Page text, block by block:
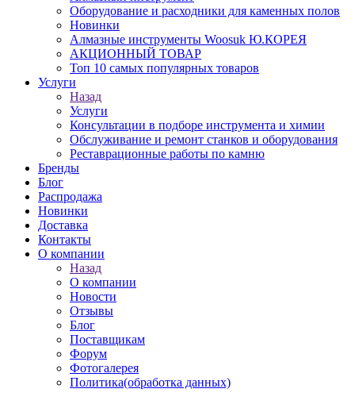
Оборудование и расходники для каменных полов
Новинки
Алмазные инструменты Woosuk Ю.КОРЕЯ
АКЦИОННЫЙ ТОВАР
Топ 10 самых популярных товаров
Услуги
Назад
Услуги
Консультации в подборе инструмента и химии
Обслуживание и ремонт станков и оборудования
Реставрационные работы по камню
Бренды
Блог
Распродажа
Новинки
Доставка
Контакты
О компании
Назад
О компании
Новости
Отзывы
Блог
Поставщикам
Форум
Фотогалерея
Политика(обработка данных)